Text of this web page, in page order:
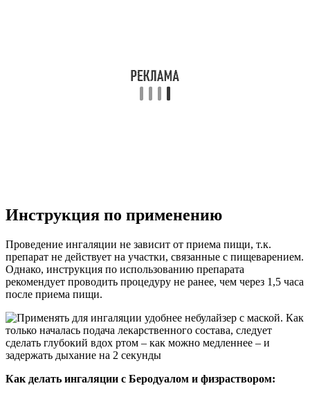
Инструкция по применению
Проведение ингаляции не зависит от приема пищи, т.к.
препарат не действует на участки, связанные с пищеварением.
Однако, инструкция по использованию препарата
рекомендует проводить процедуру не ранее, чем через 1,5 часа
после приема пищи.
Как делать ингаляции с Беродуалом и физраствором: